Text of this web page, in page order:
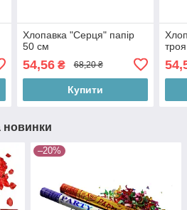
Хлопавка "Серця" папір
50 см
54,56₴ 68,20 ₴
Купити
новинки
–20%